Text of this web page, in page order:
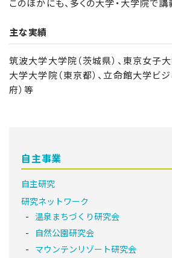
このほかにも、多くの大学・大学院で講
主な実績
筑波大学大学院（茨城県）、東京女子大
大学大学院（東京都）、立命館大学ビ
府）等
自主事業
自主研究
研究ネットワーク
温泉まちづくり研究会
自然公園研究会
マウンテンリゾート研究会